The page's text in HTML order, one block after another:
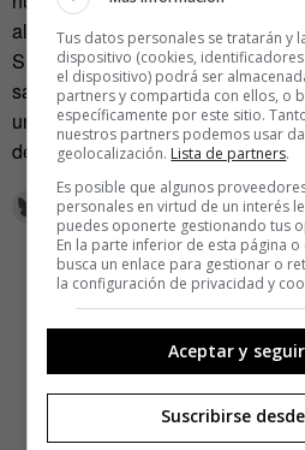
alrededor de las viejas
Sin dudarlo, reconocer por escrito
saber todo lo que es público,
una de esas nuevas actitudes
devuelva nuestro capital cívico.
Tus datos personales se tratarán y
dispositivo (cookies,
el dispositivo) podrá ser
partners y compartida con ellos, o
específicamente por este sitio.
nuestros partners podemos usar
geolocalización. Lista de partners.
Es posible que algunos
personales en virtud de un interés
puedes oponerte gestionando tus
En la parte inferior de esta página
busca un enlace para gestionar o
la configuración de privacidad y
Aceptar y seguir
Suscribirse